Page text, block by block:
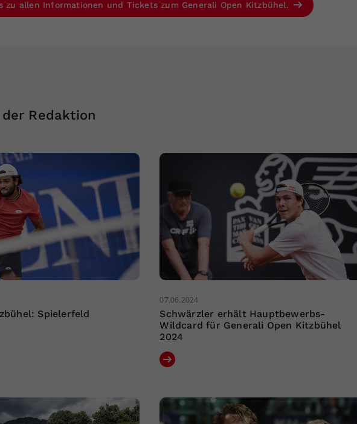
zu allen Informationen und Tickets zum Generali Open Kitzbühel.
Redaktion
Spielerfeld
07.06.2024
Schwärzler erhält Hauptbewerbs-
Wildcard für Generali Open Kitzbühel
2024